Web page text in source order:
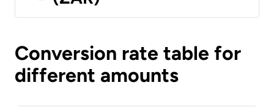
Conversion rate table for
different amounts